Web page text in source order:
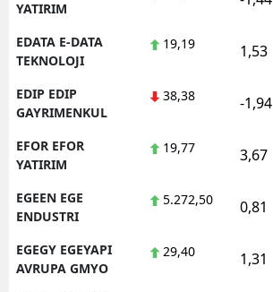
YATIRIM
EDATA E-DATA
TEKNOLOJI
19,19 1,53
EDIP EDIP
GAYRIMENKUL
38,38 -1,94
EFOR EFOR
YATIRIM
19,77 3,67
EGEEN EGE
ENDUSTRI
5.272,50 0,81
EGEGY EGEYAPI
AVRUPA GMYO
29,40 1,31